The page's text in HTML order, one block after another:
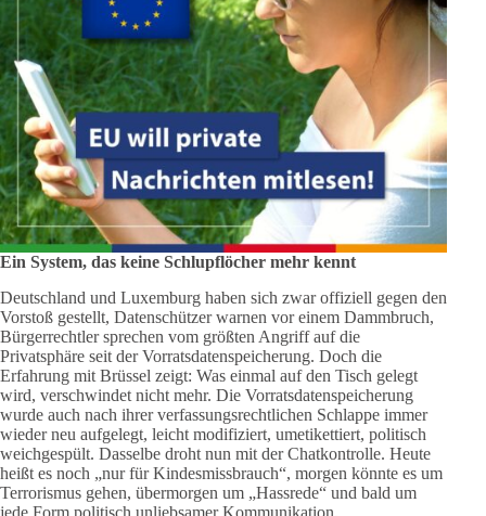
Ein System, das keine Schlupflöcher mehr kennt
Deutschland und Luxemburg haben sich zwar offiziell gegen den
Vorstoß gestellt, Datenschützer warnen vor einem Dammbruch,
Bürgerrechtler sprechen vom größten Angriff auf die
Privatsphäre seit der Vorratsdatenspeicherung. Doch die
Erfahrung mit Brüssel zeigt: Was einmal auf den Tisch gelegt
wird, verschwindet nicht mehr. Die Vorratsdatenspeicherung
wurde auch nach ihrer verfassungsrechtlichen Schlappe immer
wieder neu aufgelegt, leicht modifiziert, umetikettiert, politisch
weichgespült. Dasselbe droht nun mit der Chatkontrolle. Heute
heißt es noch „nur für Kindesmissbrauch“, morgen könnte es um
Terrorismus gehen, übermorgen um „Hassrede“ und bald um
jede Form politisch unliebsamer Kommunikation.